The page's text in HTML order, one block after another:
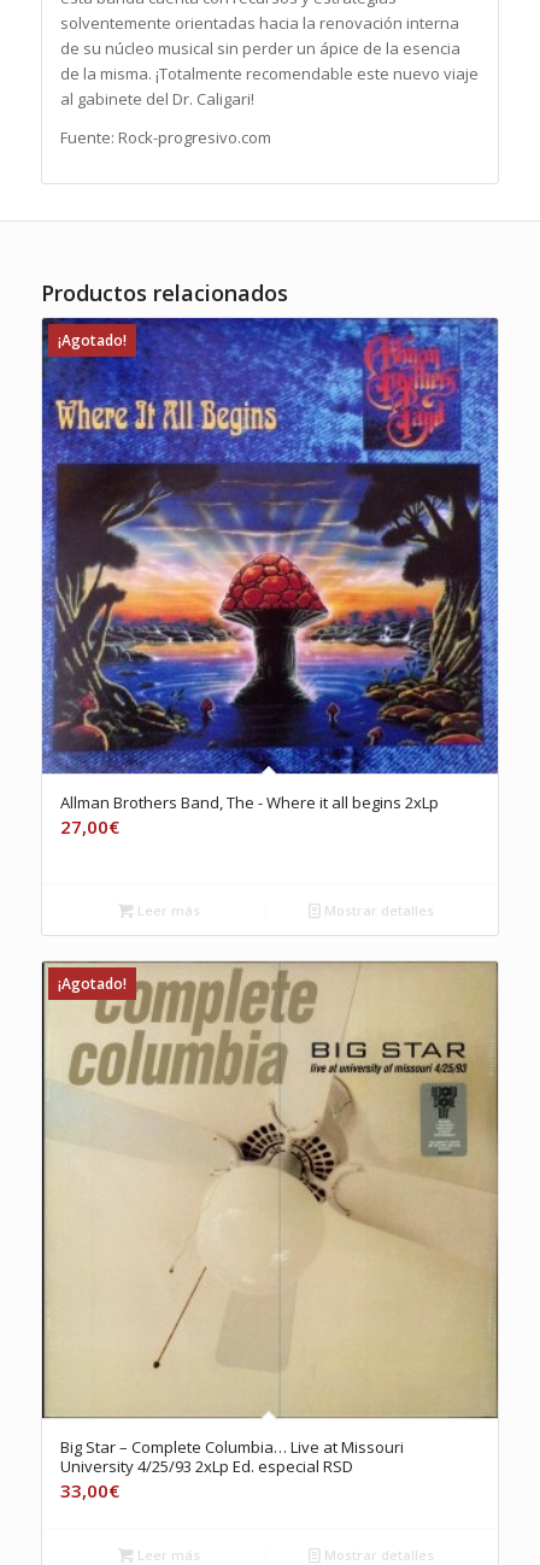
solventemente orientadas hacia la renovación interna
de su núcleo musical sin perder un ápice de la esencia
de la misma. ¡Totalmente recomendable este nuevo viaje
al gabinete del Dr. Caligari!
Fuente: Rock-progresivo.com
Productos relacionados
¡Agotado!
Allman Brothers Band, The ‎- Where it all begins 2xLp
27,00€
Leer más Mostrar detalles
¡Agotado!
Big Star – Complete Columbia… Live at Missouri
University 4/25/93 2xLp Ed. especial RSD
33,00€
Leer más Mostrar detalles